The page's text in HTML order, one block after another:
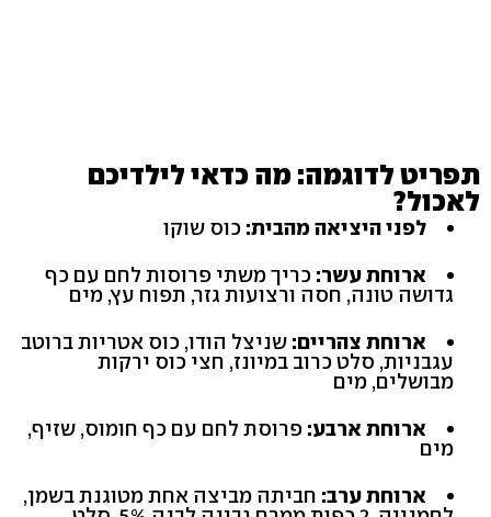
תפריט לדוגמה: מה כדאי לילדיכם
לאכול?
לפני היציאה מהבית: כוס שוקו
ארוחת עשר: כריך משתי פרוסות לחם עם כף
גדושה טונה, חסה ורצועות גזר, תפוח עץ, מים
ארוחת צהריים: שניצל הודו, כוס אטריות ברוטב
עגבניות, סלט כרוב במיונז, חצי כוס ירקות
מבושלים, מים
ארוחת ארבע: פרוסת לחם עם כף חומוס, שזיף,
מים
ארוחת ערב: חביתה מביצה אחת מטוגנת בשמן,